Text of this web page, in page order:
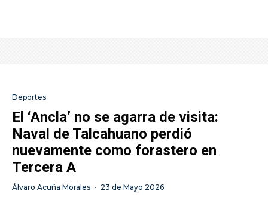
Deportes
El ‘Ancla’ no se agarra de visita:
Naval de Talcahuano perdió
nuevamente como forastero en
Tercera A
Álvaro Acuña Morales · 23 de Mayo 2026